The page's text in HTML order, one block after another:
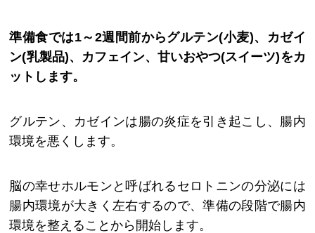
準備食では1～2週間前からグルテン(小麦)、カゼイ
ン(乳製品)、カフェイン、甘いおやつ(スイーツ)をカ
ットします。
グルテン、カゼインは腸の炎症を引き起こし、腸内
環境を悪くします。
脳の幸せホルモンと呼ばれるセロトニンの分泌には
腸内環境が大きく左右するので、準備の段階で腸内
環境を整えることから開始します。